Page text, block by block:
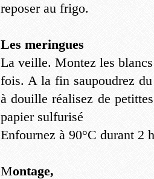
reposer au frigo.
Les meringues
La veille. Montez les
fois. A la fin saupoudrez
à douille réalisez de
papier sulfurisé
Enfournez à 90°C durant 2
Montage,